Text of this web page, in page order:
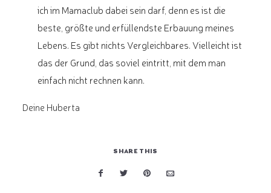
ich im Mamaclub dabei sein darf, denn es ist die
beste, größte und erfüllendste Erbauung meines
Lebens. Es gibt nichts Vergleichbares. Vielleicht ist
das der Grund, das soviel eintritt, mit dem man
einfach nicht rechnen kann.
Deine Huberta
SHARE THIS